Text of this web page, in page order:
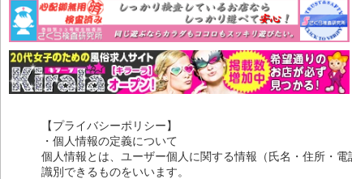
【プライバシーポリシー】
・個人情報の定義について
個人情報とは、ユーザー個人に関する情報（氏名・住所・
識別できるものをいいます。